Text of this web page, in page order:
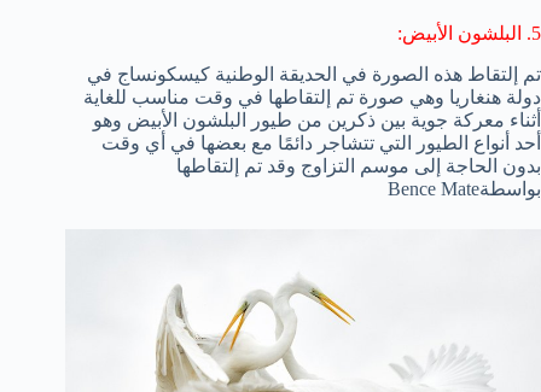
5. البلشون الأبيض:
تم إلتقاط هذه الصورة في الحديقة الوطنية كيسكونساج في
دولة هنغاريا وهي صورة تم إلتقاطها في وقت مناسب للغاية
أثناء معركة جوية بين ذكرين من طيور البلشون الأبيض وهو
أحد أنواع الطيور التي تتشاجر دائمًا مع بعضها في أي وقت
بدون الحاجة إلى موسم التزاوج وقد تم إلتقاطها
بواسطةBence Mate